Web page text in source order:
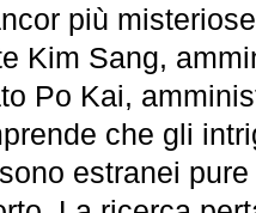
più
Kim Sang,
Po Kai,
che gli
estranei